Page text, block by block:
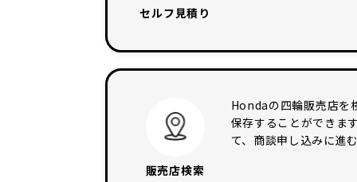
セルフ 見積り
販売店検索
Hondaの四輪販売店を
保存することができま
て、商談申し込みに進